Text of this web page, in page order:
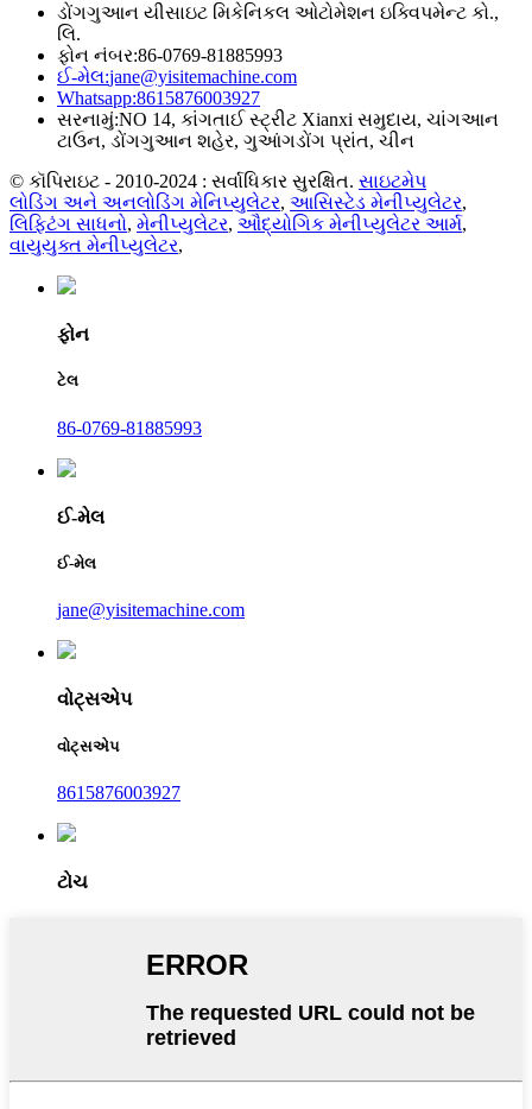
ડોંગગુઆન યીસાઇટ મિકેનિકલ ઓટોમેશન ઇક્વિપમેન્ટ કો.,
લિ.
ફોન નંબર:86-0769-81885993
ઈ-મેલ:jane@yisitemachine.com
Whatsapp:8615876003927
સરનામું:NO 14, કાંગતાઈ સ્ટ્રીટ Xianxi સમુદાય, ચાંગઆન
ટાઉન, ડોંગગુઆન શહેર, ગુઆંગડોંગ પ્રાંત, ચીન
© કૉપિરાઇટ - 2010-2024 : સર્વાધિકાર સુરક્ષિત. સાઇટમેપ
લોડિંગ અને અનલોડિંગ મેનિપ્યુલેટર, આસિસ્ટેડ મેનીપ્યુલેટર,
લિફ્ટિંગ સાધનો, મેનીપ્યુલેટર, ઔદ્યોગિક મેનીપ્યુલેટર આર્મ,
વાયુયુક્ત મેનીપ્યુલેટર,
ફોન
ટેલ
86-0769-81885993
ઈ-મેલ
ઈ-મેલ
jane@yisitemachine.com
વોટ્સએપ
વોટ્સએપ
8615876003927
ટોચ